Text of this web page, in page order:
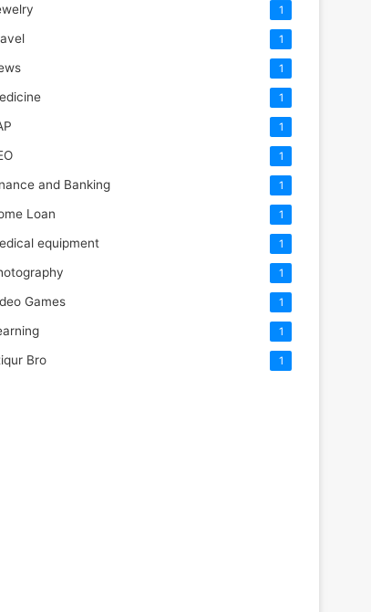
1
1
1
1
1
1
and Banking 1
Loan 1
equipment 1
1
Games 1
1
Bro 1